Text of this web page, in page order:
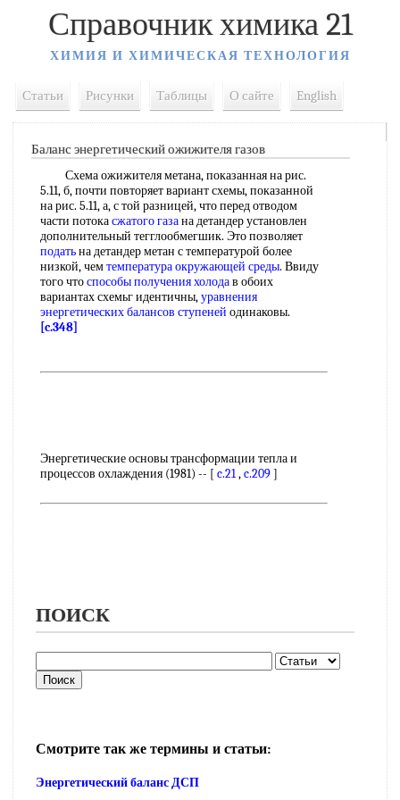
Справочник химика 21
ХИМИЯ И ХИМИЧЕСКАЯ ТЕХНОЛОГИЯ
Статьи Рисунки Таблицы О сайте English
Баланс энергетический ожижителя газов
Схема ожижителя метана, показанная на рис.
5.11, б, почти повторяет вариант схемы, показанной
на рис. 5.11, а, с той разницей, что перед отводом
части потокасжатого газана детандер установлен
дополнительный тегглообмегшик. Это позволяет
податьна детандер метан с температурой более
низкой, чемтемпература окружающей среды. Ввиду
того чтоспособы получения холодав обоих
вариантах схемьг идентичны,уравнения
энергетических балансов ступеней одинаковы.
[c.348]
Энергетические основы трансформации тепла и
процессов охлаждения (1981) -- [ c.21,c.209]
ПОИСК
Смотрите так же термины и статьи:
Энергетический баланс ДСП